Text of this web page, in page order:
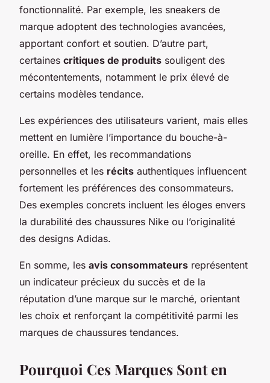
fonctionnalité. Par exemple, les sneakers de
marque adoptent des technologies avancées,
apportant confort et soutien. D’autre part,
certaines critiques de produits souligent des
mécontentements, notamment le prix élevé de
certains modèles tendance.
Les expériences des utilisateurs varient, mais elles
mettent en lumière l’importance du bouche-à-
oreille. En effet, les recommandations
personnelles et les récits authentiques influencent
fortement les préférences des consommateurs.
Des exemples concrets incluent les éloges envers
la durabilité des chaussures Nike ou l’originalité
des designs Adidas.
En somme, les avis consommateurs représentent
un indicateur précieux du succès et de la
réputation d’une marque sur le marché, orientant
les choix et renforçant la compétitivité parmi les
marques de chaussures tendances.
Pourquoi Ces Marques Sont en